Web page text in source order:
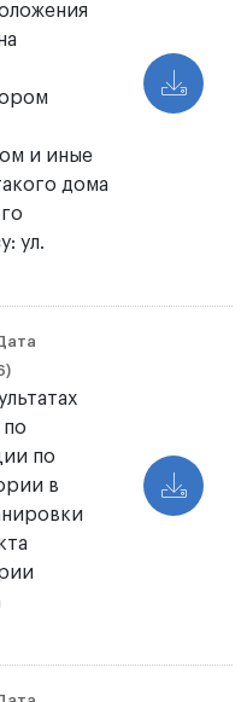
и иные
дома
ул.
по
по
в